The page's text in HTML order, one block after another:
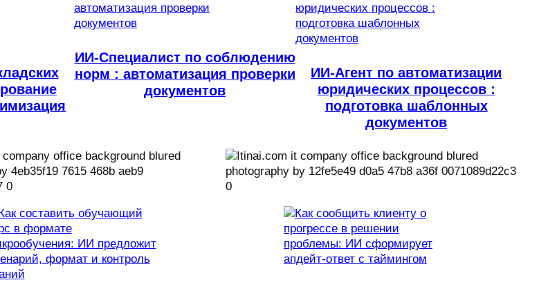
ИИ-Специалист по соблюдению
норм : автоматизация проверки
документов
ИИ-Агент по автоматизации
юридических процессов :
подготовка шаблонных
документов